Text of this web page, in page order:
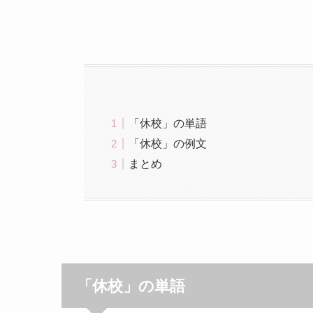
「休校」の単語
「休校」の例文
まとめ
「休校」の単語